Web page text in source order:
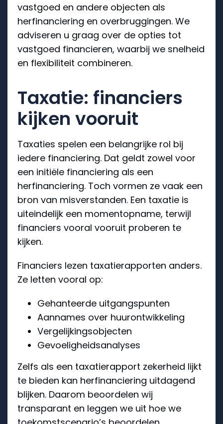
vastgoed en andere objecten als
herfinanciering en overbruggingen. We
adviseren u graag over de opties tot
vastgoed financieren, waarbij we snelheid
en flexibiliteit combineren.
Taxatie: financiers
kijken vooruit
Taxaties spelen een belangrijke rol bij
iedere financiering. Dat geldt zowel voor
een initiële financiering als een
herfinanciering. Toch vormen ze vaak een
bron van misverstanden. Een taxatie is
uiteindelijk een momentopname, terwijl
financiers vooral vooruit proberen te
kijken.
Financiers lezen taxatierapporten anders.
Ze letten vooral op:
Gehanteerde uitgangspunten
Aannames over huurontwikkeling
Vergelijkingsobjecten
Gevoeligheidsanalyses
Zelfs als een taxatierapport zekerheid lijkt
te bieden kan herfinanciering uitdagend
blijken. Daarom beoordelen wij
transparant en leggen we uit hoe we